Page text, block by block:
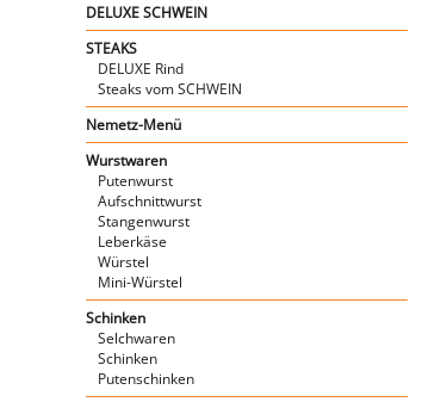
DELUXE SCHWEIN
STEAKS
DELUXE Rind
Steaks vom SCHWEIN
Nemetz-Menü
Wurstwaren
Putenwurst
Aufschnittwurst
Stangenwurst
Leberkäse
Würstel
Mini-Würstel
Schinken
Selchwaren
Schinken
Putenschinken